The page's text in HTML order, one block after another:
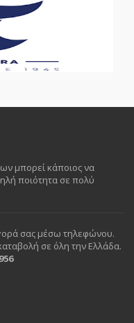
μπορεί κάποιος να
ποιότητα σε πολύ
σας μέσω τηλεφώνου.
σε όλη την Ελλάδα.